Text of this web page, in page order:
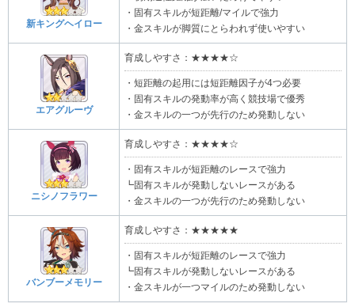
新キングヘイロー
・固有スキルが短距離/マイルで強力
・金スキルが脚質にとらわれず使いやすい
エアグルーヴ
育成しやすさ：★★★★☆
・短距離の起用には短距離因子が4つ必要
・固有スキルの発動率が高く競技場で優秀
・金スキルの一つが先行のため発動しない
ニシノフラワー
育成しやすさ：★★★★☆
・固有スキルが短距離のレースで強力
┗固有スキルが発動しないレースがある
・金スキルの一つが先行のため発動しない
バンブーメモリー
育成しやすさ：★★★★★
・固有スキルが短距離のレースで強力
┗固有スキルが発動しないレースがある
・金スキルが一つマイルのため発動しない